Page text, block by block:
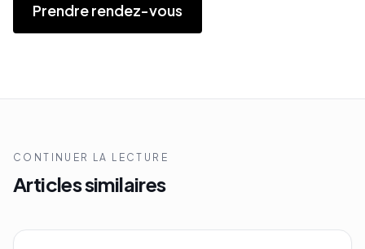
Prendre rendez-vous
CONTINUER LA LECTURE
Articles similaires